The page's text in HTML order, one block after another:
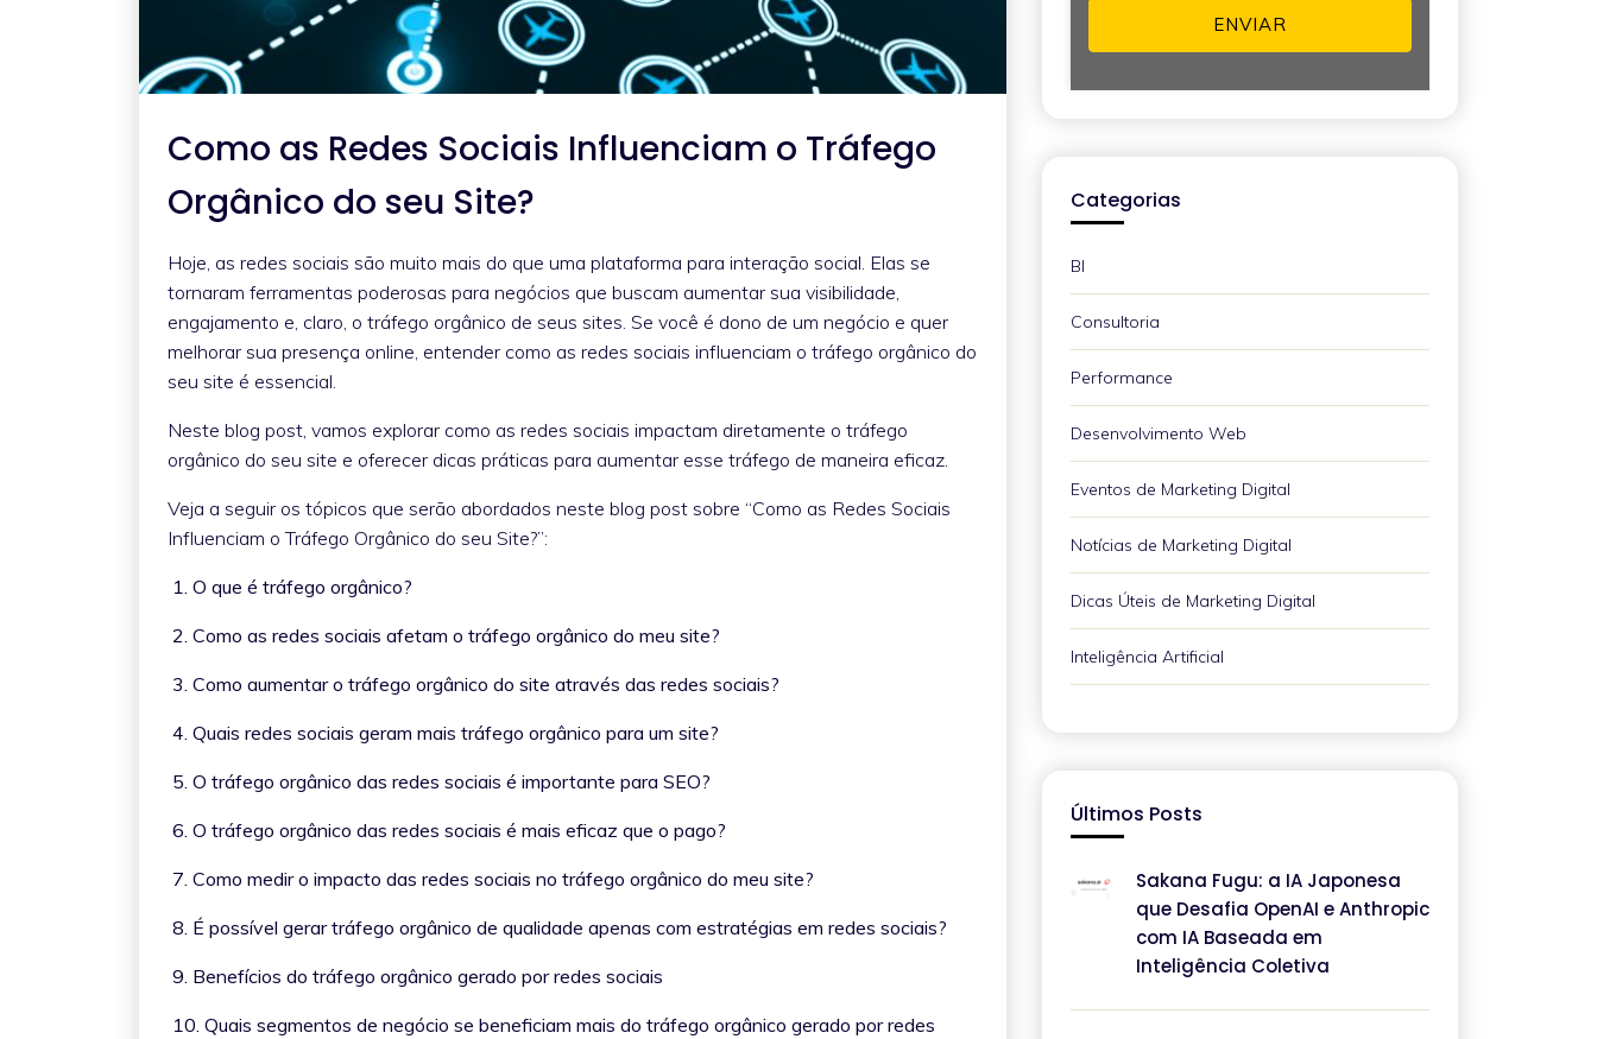
Como as Redes Sociais Influenciam o Tráfego
Orgânico do seu Site?
Hoje, as redes sociais são muito mais do que uma plataforma para interação social. Elas se
tornaram ferramentas poderosas para negócios que buscam aumentar sua visibilidade,
engajamento e, claro, o tráfego orgânico de seus sites. Se você é dono de um negócio e quer
melhorar sua presença online, entender como as redes sociais influenciam o tráfego orgânico do
seu site é essencial.
Neste blog post, vamos explorar como as redes sociais impactam diretamente o tráfego
orgânico do seu site e oferecer dicas práticas para aumentar esse tráfego de maneira eficaz.
Veja a seguir os tópicos que serão abordados neste blog post sobre “Como as Redes Sociais
Influenciam o Tráfego Orgânico do seu Site?”:
1. O que é tráfego orgânico?
2. Como as redes sociais afetam o tráfego orgânico do meu site?
3. Como aumentar o tráfego orgânico do site através das redes sociais?
4. Quais redes sociais geram mais tráfego orgânico para um site?
5. O tráfego orgânico das redes sociais é importante para SEO?
6. O tráfego orgânico das redes sociais é mais eficaz que o pago?
7. Como medir o impacto das redes sociais no tráfego orgânico do meu site?
8. É possível gerar tráfego orgânico de qualidade apenas com estratégias em redes sociais?
9. Benefícios do tráfego orgânico gerado por redes sociais
10. Quais segmentos de negócio se beneficiam mais do tráfego orgânico gerado por redes
ENVIAR
Categorias
BI
Consultoria
Performance
Desenvolvimento Web
Eventos de Marketing Digital
Notícias de Marketing Digital
Dicas Úteis de Marketing Digital
Inteligência Artificial
Últimos Posts
Sakana Fugu: a IA Japonesa
que Desafia OpenAI e Anthropic
com IA Baseada em
Inteligência Coletiva